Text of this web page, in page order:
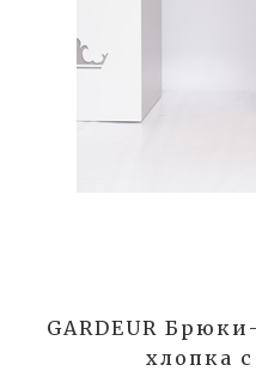
GARDEUR
хлопка